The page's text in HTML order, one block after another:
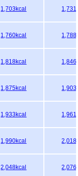
1,703kcal
1,760kcal
1,818kcal
1,875kcal
1,933kcal
1,990kcal
2,048kcal